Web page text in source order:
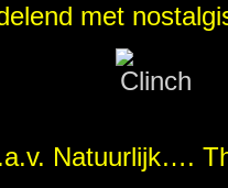
met
Natuurlijk….